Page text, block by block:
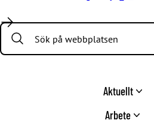
Search:
Aktuellt
Arbete